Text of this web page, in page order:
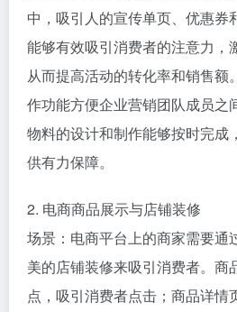
中，吸引人的宣传单页、优惠券
能够有效吸引消费者的注意力，
从而提高活动的转化率和销售额
作功能方便企业营销团队成员之
物料的设计和制作能够按时完成
供有力保障。
2. 电商商品展示与店铺装修
场景：电商平台上的商家需要通
美的店铺装修来吸引消费者。商
点，吸引消费者点击；商品详情